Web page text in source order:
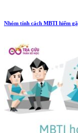
Nhóm tính cách MBTI hiếm